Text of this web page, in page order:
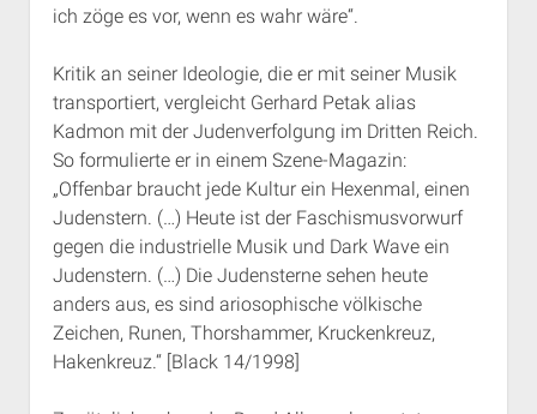
ich zöge es vor, wenn es wahr wäre“.
Kritik an seiner Ideologie, die er mit seiner Musik
transportiert, vergleicht Gerhard Petak alias
Kadmon mit der Judenverfolgung im Dritten Reich.
So formulierte er in einem Szene-Magazin:
„Offenbar braucht jede Kultur ein Hexenmal, einen
Judenstern. (…) Heute ist der Faschismusvorwurf
gegen die industrielle Musik und Dark Wave ein
Judenstern. (…) Die Judensterne sehen heute
anders aus, es sind ariosophische völkische
Zeichen, Runen, Thorshammer, Kruckenkreuz,
Hakenkreuz.“ [Black 14/1998]